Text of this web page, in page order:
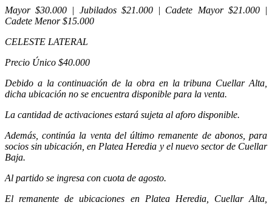
Mayor $30.000 | Jubilados $21.000 | Cadete Mayor $21.000 |
Cadete Menor $15.000
CELESTE LATERAL
Precio Único $40.000
Debido a la continuación de la obra en la tribuna Cuellar Alta,
dicha ubicación no se encuentra disponible para la venta.
La cantidad de activaciones estará sujeta al aforo disponible.
Además, continúa la venta del último remanente de abonos, para
socios sin ubicación, en Platea Heredia y el nuevo sector de Cuellar
Baja.
Al partido se ingresa con cuota de agosto.
El remanente de ubicaciones en Platea Heredia, Cuellar Alta,